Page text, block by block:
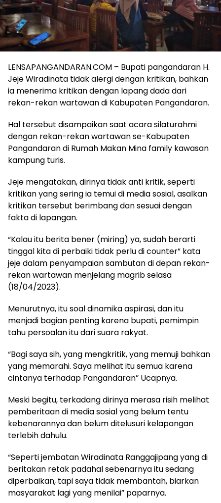
LENSAPANGANDARAN.COM – Bupati pangandaran H.
Jeje Wiradinata tidak alergi dengan kritikan, bahkan
ia menerima kritikan dengan lapang dada dari
rekan-rekan wartawan di Kabupaten Pangandaran.
Hal tersebut disampaikan saat acara silaturahmi
dengan rekan-rekan wartawan se-Kabupaten
Pangandaran di Rumah Makan Mina family kawasan
kampung turis.
Jeje mengatakan, dirinya tidak anti kritik, seperti
kritikan yang sering ia temui di media sosial, asalkan
kritikan tersebut berimbang dan sesuai dengan
fakta di lapangan.
“Kalau itu berita bener (miring) ya, sudah berarti
tinggal kita di perbaiki tidak perlu di counter” kata
jeje dalam penyampaian sambutan di depan rekan-
rekan wartawan menjelang magrib selasa
(18/04/2023).
Menurutnya, itu soal dinamika aspirasi, dan itu
menjadi bagian penting karena bupati, pemimpin
tahu persoalan itu dari suara rakyat.
“Bagi saya sih, yang mengkritik, yang memuji bahkan
yang memarahi. Saya melihat itu semua karena
cintanya terhadap Pangandaran” Ucapnya.
Meski begitu, terkadang dirinya merasa risih melihat
pemberitaan di media sosial yang belum tentu
kebenarannya dan belum ditelusuri kelapangan
terlebih dahulu.
“Seperti jembatan Wiradinata Ranggajipang yang di
beritakan retak padahal sebenarnya itu sedang
diperbaikan, tapi saya tidak membantah, biarkan
masyarakat lagi yang menilai” paparnya.